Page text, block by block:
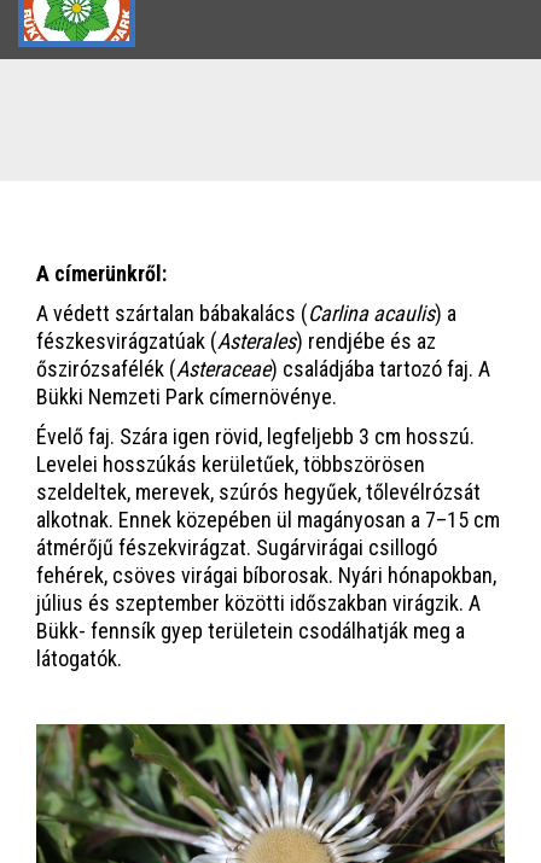
A címerünkről:
A védett szártalan bábakalács (Carlina acaulis) a
fészkesvirágzatúak (Asterales) rendjébe és az
őszirózsafélék (Asteraceae) családjába tartozó faj. A
Bükki Nemzeti Park címernövénye.
Évelő faj. Szára igen rövid, legfeljebb 3 cm hosszú.
Levelei hosszúkás kerületűek, többszörösen
szeldeltek, merevek, szúrós hegyűek, tőlevélrózsát
alkotnak. Ennek közepében ül magányosan a 7–15 cm
átmérőjű fészekvirágzat. Sugárvirágai csillogó
fehérek, csöves virágai bíborosak. Nyári hónapokban,
július és szeptember közötti időszakban virágzik. A
Bükk- fennsík gyep területein csodálhatják meg a
látogatók.